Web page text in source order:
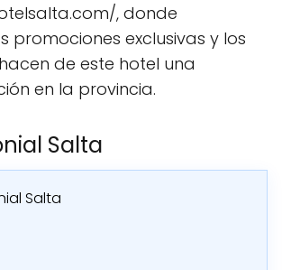
, donde
promociones exclusivas y los
de este hotel una
en la provincia.
Salta